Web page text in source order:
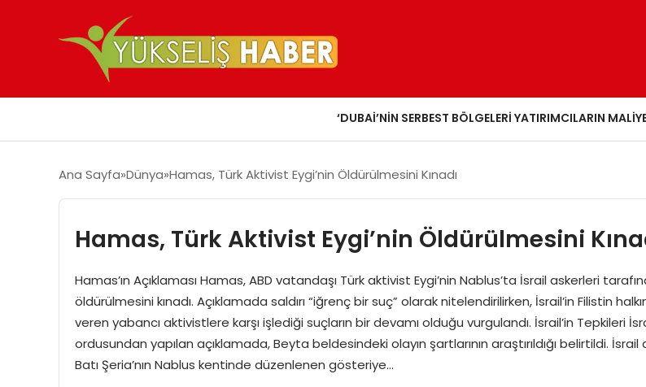
‘DUBAI’NIN SERBEST BÖLGELERI YATIRIMCILARIN
Ana Sayfa Dünya Hamas, Türk Aktivist Eygi’nin Öldürülmesini Kınadı
Hamas, Türk Aktivist Eygi’nin Öldürülmesini
Hamas’ın Açıklaması Hamas, ABD vatandaşı Türk aktivist Eygi’nin Nablus’ta İsrail askerleri
öldürülmesini kınadı. Açıklamada saldırı “iğrenç bir suç” olarak nitelendirilirken, İsrail’in Filistin
veren yabancı aktivistlere karşı işlediği suçların bir devamı olduğu vurgulandı. İsrail’in Tepkileri
ordusundan yapılan açıklamada, Beyta beldesindeki olayın şartlarının araştırıldığı belirtildi. İsrail
Batı Şeria’nın Nablus kentinde düzenlenen gösteriye…